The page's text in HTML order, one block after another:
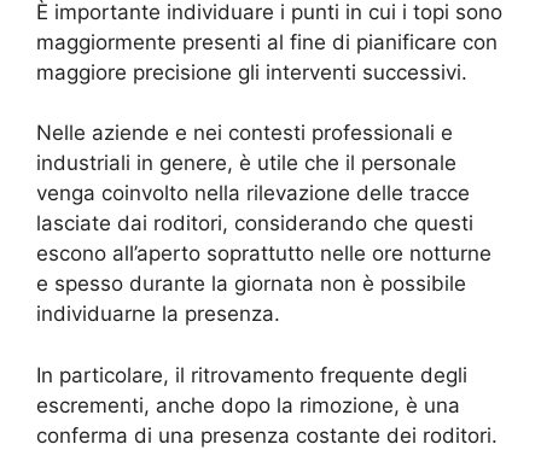
È importante individuare i punti in cui i topi sono
maggiormente presenti al fine di pianificare con
maggiore precisione gli interventi successivi.
Nelle aziende e nei contesti professionali e
industriali in genere, è utile che il personale
venga coinvolto nella rilevazione delle tracce
lasciate dai roditori, considerando che questi
escono all’aperto soprattutto nelle ore notturne
e spesso durante la giornata non è possibile
individuarne la presenza.
In particolare, il ritrovamento frequente degli
escrementi, anche dopo la rimozione, è una
conferma di una presenza costante dei roditori.